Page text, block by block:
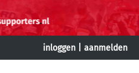
inloggen aanmelden